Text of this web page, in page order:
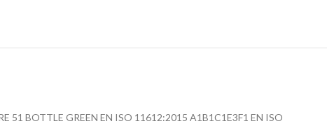
51 BOTTLE GREEN EN ISO 11612:2015 A1B1C1E3F1 EN ISO